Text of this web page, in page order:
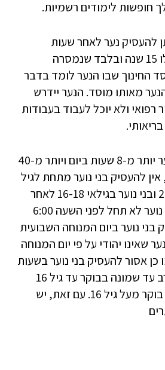
להעסיק נער לאחר שעות
הלימודים אם מלאו לו 15 שנה ובלבד שנמסרה
החינוך שבו הנער לומד בדבר
מאותו מוסד. הנער יידרש
רפואי ולא יוכל לעבוד בעבודות
אסור להעסיק בני נוער יותר מ-8 שעות ביום ויותר מ-40
להעסיק בני נוער מתחת לגיל
16 לאחר השעה 20:00 ובני נוער בגילאי 16-18 לאחר
השעה 22:00. עבודת נוער לא תחל לפני השעה 6:00
בני נוער ביום המנוחה השבועית
שאינו יהודי על פי יום המנוחה
אסור להעסיק בני נוער בשעות
הלילה ,משמונה בערב עד שמונה בבוקר עד גיל 16
ומעשר בערב עד שש בוקר מעל גיל 16. עם זאת, יש